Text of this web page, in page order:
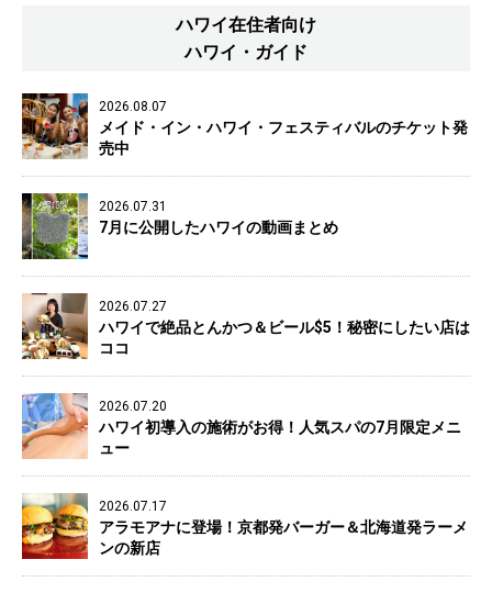
ハワイ在住者向け
ハワイ・ガイド
2026.08.07
メイド・イン・ハワイ・フェスティバルのチケット発
売中
2026.07.31
7月に公開したハワイの動画まとめ
2026.07.27
ハワイで絶品とんかつ＆ビール$5！秘密にしたい店は
ココ
2026.07.20
ハワイ初導入の施術がお得！人気スパの7月限定メニ
ュー
2026.07.17
アラモアナに登場！京都発バーガー＆北海道発ラーメ
ンの新店